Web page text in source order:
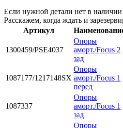
Если нужной детали нет в
Расскажем, когда ждать и
Артикул
1300459/PSE4037
Опоры
аморт./Focus 2
зад
1087177/1217148SX
Опоры
аморт./Focus 1
перед
1087337
Опоры
аморт./Focus 1
зад
Опоры